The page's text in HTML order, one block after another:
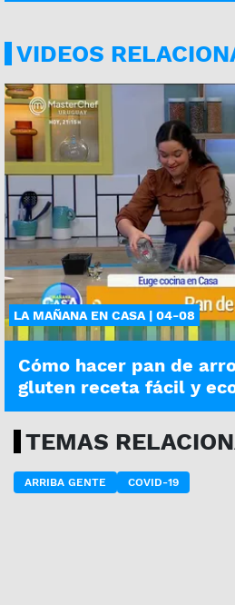
VIDEOS
LA MAÑANA EN CASA | 04-08
Cómo hacer pan de
gluten receta fácil y
TEMAS
ARRIBA GENTE COVID-19